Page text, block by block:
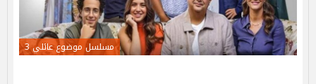
مسلسل موضوع عائلي 3